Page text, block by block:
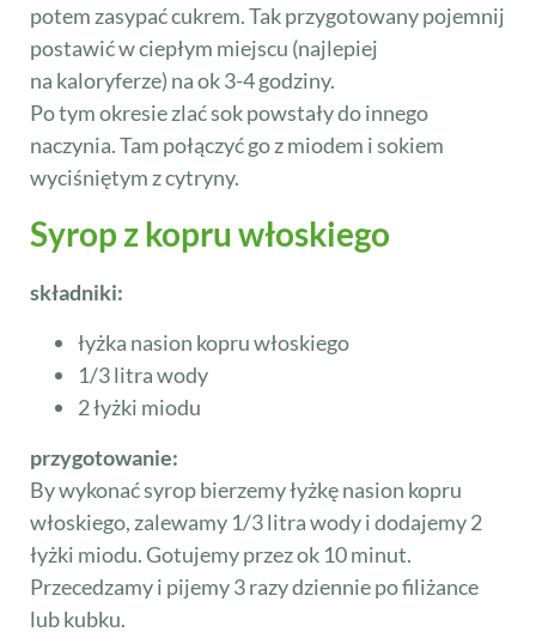
potem zasypać cukrem. Tak przygotowany pojemnij
postawić w ciepłym miejscu (najlepiej
na kaloryferze) na ok 3-4 godziny.
Po tym okresie zlać sok powstały do innego
naczynia. Tam połączyć go z miodem i sokiem
wyciśniętym z cytryny.
Syrop z kopru włoskiego
składniki:
łyżka nasion kopru włoskiego
1/3 litra wody
2 łyżki miodu
przygotowanie:
By wykonać syrop bierzemy łyżkę nasion kopru
włoskiego, zalewamy 1/3 litra wody i dodajemy 2
łyżki miodu. Gotujemy przez ok 10 minut.
Przecedzamy i pijemy 3 razy dziennie po filiżance
lub kubku.